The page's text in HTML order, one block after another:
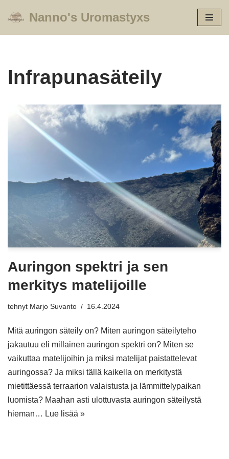
Nanno's Uromastyxs
Infrapunasäteily
Auringon spektri ja sen
merkitys matelijoille
tehnyt Marjo Suvanto 16.4.2024
Mitä auringon säteily on? Miten auringon säteilyteho
jakautuu eli millainen auringon spektri on? Miten se
vaikuttaa matelijoihin ja miksi matelijat paistattelevat
auringossa? Ja miksi tällä kaikella on merkitystä
mietittäessä terraarion valaistusta ja lämmittelypaikan
luomista? Maahan asti ulottuvasta auringon säteilystä
hieman… Lue lisää »